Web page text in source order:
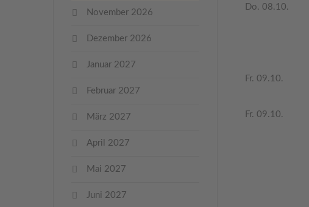
November 2026
Dezember 2026
Januar 2027
Februar 2027
März 2027
April 2027
Mai 2027
Juni 2027
Do. 08.10.
Fr. 09.10.
Fr. 09.10.